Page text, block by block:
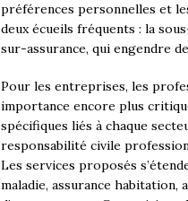
préférences personnelles et
deux écueils fréquents : la
sur-assurance, qui engendre
Pour les entreprises, les
importance encore plus
spécifiques liés à chaque
responsabilité civile
Les services proposés
maladie, assurance